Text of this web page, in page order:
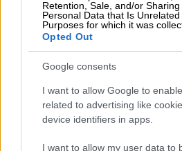
Retention, Sale, and/or
Personal Data that Is
Purposes for which it was
Opted Out
Google consents
I want to allow Google to
related to advertising like
device identifiers in apps.
I want to allow my user data to
Δεκεμβρίουδεν υπάρχει
επιδημιολογικώνδεικτών
μπουν πρόσθετα μέτρα,
να μην επιβεβαιωθεί το
κορύφωση της πανδημίας
Σε μια τέτοια αρνητική
κυβερνητικό στρατόπεδο
πρόσθετα μέτρα, που θα